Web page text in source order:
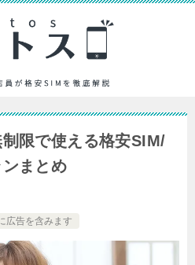
限で使える格安SIM/
まとめ
広告を含みます